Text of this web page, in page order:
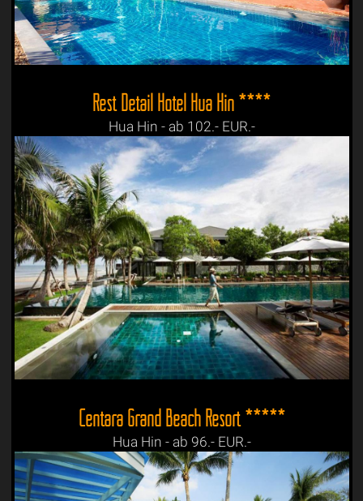
Rest Detail Hotel Hua Hin ****
Hua Hin - ab 102.- EUR.-
Centara Grand Beach Resort *****
Hua Hin - ab 96.- EUR.-